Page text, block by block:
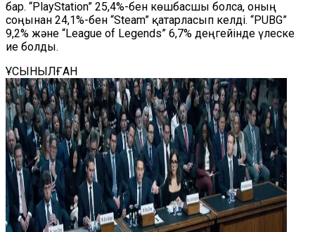
бар. “PlayStation” 25,4%-бен көшбасшы болса, оның
соңынан 24,1%-бен “Steam” қатарласып келді. “PUBG”
9,2% және “League of Legends” 6,7% деңгейінде үлеске
ие болды.
ҰСЫНЫЛҒАН